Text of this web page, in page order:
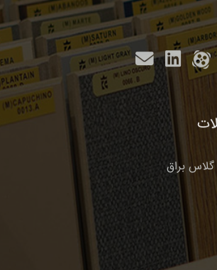
براق